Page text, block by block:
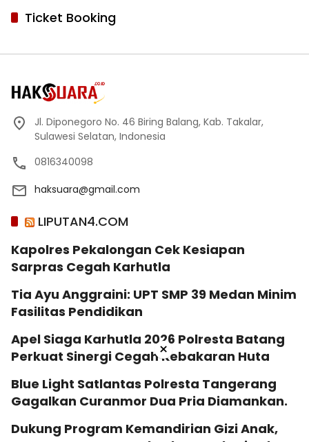
Ticket Booking
Jl. Diponegoro No. 46 Biring Balang, Kab. Takalar,
Sulawesi Selatan, Indonesia
0816340098
haksuara@gmail.com
LIPUTAN4.COM
Kapolres Pekalongan Cek Kesiapan
Sarpras Cegah Karhutla
Tia Ayu Anggraini: UPT SMP 39 Medan Minim
Fasilitas Pendidikan
Apel Siaga Karhutla 2026 Polresta Batang
Perkuat Sinergi Cegah Kebakaran Huta
Blue Light Satlantas Polresta Tangerang
Gagalkan Curanmor Dua Pria Diamankan.
Dukung Program Kemandirian Gizi Anak,
×